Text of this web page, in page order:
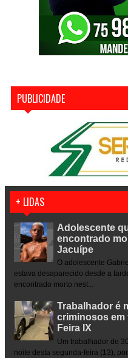
PUBLICIDADE
+ LIDAS
Adolescente
encontrado
Jacuípe
O adolescente
estava desaparecido desde a
encontrado morto nest...
Trabalhador é
criminosos em
Feira IX
Um trabalhador de
noite desta segunda-feira (13),